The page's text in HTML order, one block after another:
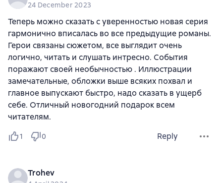
24 December 2023
Теперь можно сказать с уверенностью новая серия
гармонично вписалась во все предыдущие романы.
Герои связаны сюжетом, все выглядит очень
логично, читать и слушать интресно. События
поражают своей необычностью . Иллюстрации
замечательные, обложки выше всяких похвал и
главное выпускают быстро, надо сказать в ущерб
себе. Отличный новогодний подарок всем
читателям.
1 0 Reply
Trohev